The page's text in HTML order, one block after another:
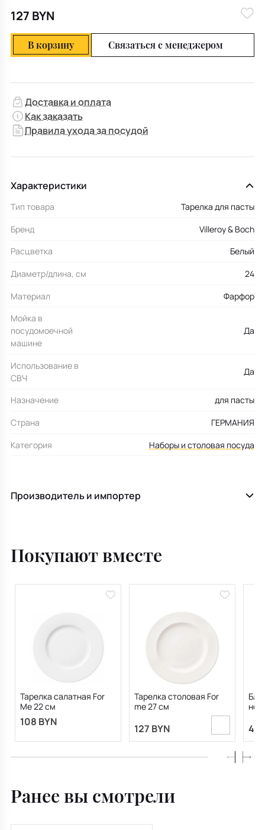
127 BYN
В корзину Связаться с менеджером
Доставка и оплата
Как заказать
Правила ухода за посудой
Характеристики
Тип товара
Тарелка для пасты
Бренд
Villeroy & Boch
Расцветка
Белый
Диаметр/длина, см
24
Материал
Фарфор
Мойка в
посудомоечной
машине
Да
Использование в
СВЧ
Да
Назначение
для пасты
Страна
ГЕРМАНИЯ
Категория
Наборы и столовая посуда
Производитель и импортер
Покупают вместе
Тарелка салатная For
Me 22 см
108 BYN
Тарелка столовая For
me 27 см
127 BYN
Ранее вы смотрели